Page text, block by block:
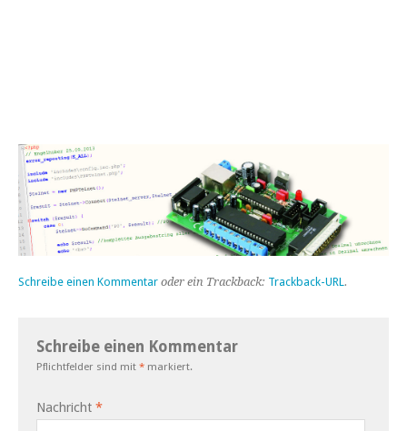
Schreibe einen Kommentar oder ein Trackback: Trackback-URL .
Schreibe einen Kommentar
Pflichtfelder sind mit * markiert.
Nachricht *